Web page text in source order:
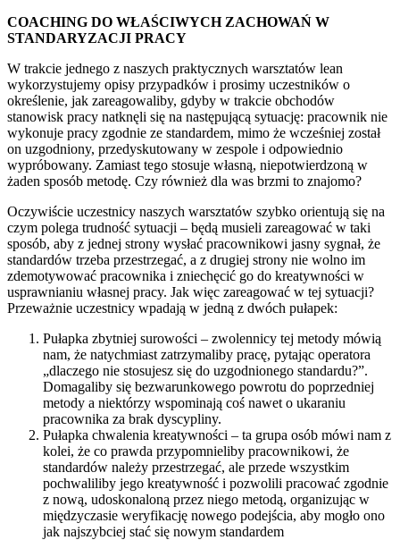
COACHING DO WŁAŚCIWYCH ZACHOWAŃ W
STANDARYZACJI PRACY
W trakcie jednego z naszych praktycznych warsztatów lean
wykorzystujemy opisy przypadków i prosimy uczestników o
określenie, jak zareagowaliby, gdyby w trakcie obchodów
stanowisk pracy natknęli się na następującą sytuację: pracownik nie
wykonuje pracy zgodnie ze standardem, mimo że wcześniej został
on uzgodniony, przedyskutowany w zespole i odpowiednio
wypróbowany. Zamiast tego stosuje własną, niepotwierdzoną w
żaden sposób metodę. Czy również dla was brzmi to znajomo?
Oczywiście uczestnicy naszych warsztatów szybko orientują się na
czym polega trudność sytuacji – będą musieli zareagować w taki
sposób, aby z jednej strony wysłać pracownikowi jasny sygnał, że
standardów trzeba przestrzegać, a z drugiej strony nie wolno im
zdemotywować pracownika i zniechęcić go do kreatywności w
usprawnianiu własnej pracy. Jak więc zareagować w tej sytuacji?
Przeważnie uczestnicy wpadają w jedną z dwóch pułapek:
Pułapka zbytniej surowości – zwolennicy tej metody mówią
nam, że natychmiast zatrzymaliby pracę, pytając operatora
„dlaczego nie stosujesz się do uzgodnionego standardu?”.
Domagaliby się bezwarunkowego powrotu do poprzedniej
metody a niektórzy wspominają coś nawet o ukaraniu
pracownika za brak dyscypliny.
Pułapka chwalenia kreatywności – ta grupa osób mówi nam z
kolei, że co prawda przypomnieliby pracownikowi, że
standardów należy przestrzegać, ale przede wszystkim
pochwaliliby jego kreatywność i pozwolili pracować zgodnie
z nową, udoskonaloną przez niego metodą, organizując w
międzyczasie weryfikację nowego podejścia, aby mogło ono
jak najszybciej stać się nowym standardem